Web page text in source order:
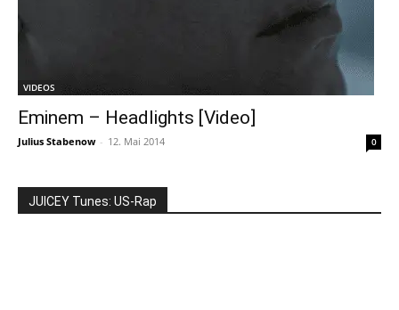
VIDEOS
Eminem – Headlights [Video]
Julius Stabenow - 12. Mai 2014 0
JUICEY Tunes: US-Rap